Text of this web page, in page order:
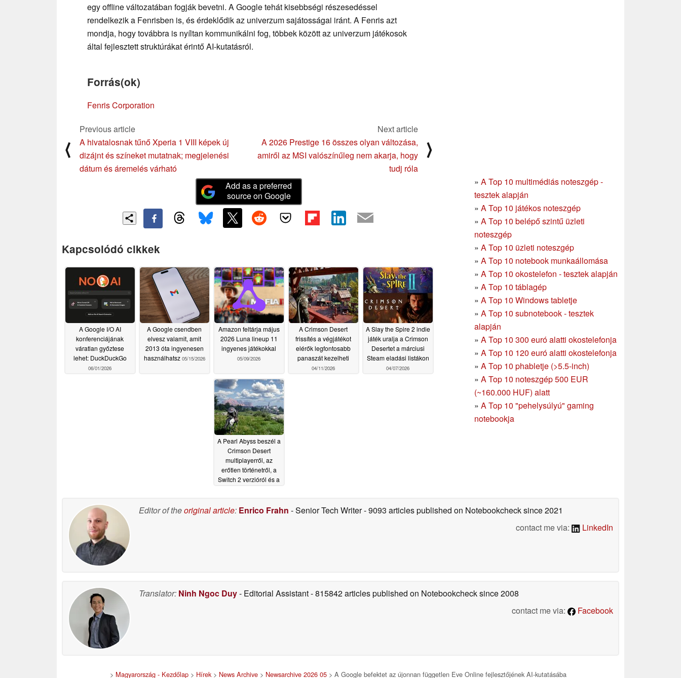
egy offline változatában fogják bevetni. A Google tehát kisebbségi részesedéssel
rendelkezik a Fenrisben is, és érdeklődik az univerzum sajátosságai iránt. A Fenris azt
mondja, hogy továbbra is nyíltan kommunikálni fog, többek között az univerzum játékosok
által fejlesztett struktúrákat érintő AI-kutatásról.
Forrás(ok)
Fenris Corporation
⟨
Previous article
A hivatalosnak tűnő Xperia 1 VIII képek új
dizájnt és színeket mutatnak; megjelenési
dátum és áremelés várható
Next article
A 2026 Prestige 16 összes olyan változása,
amiről az MSI valószínűleg nem akarja, hogy
tudj róla
⟩
» A Top 10 multimédiás noteszgép -
tesztek alapján
» A Top 10 játékos noteszgép
» A Top 10 belépő szintű üzleti
noteszgép
» A Top 10 üzleti noteszgép
» A Top 10 notebook munkaállomása
» A Top 10 okostelefon - tesztek alapján
» A Top 10 táblagép
» A Top 10 Windows tabletje
» A Top 10 subnotebook - tesztek
alapján
» A Top 10 300 euró alatti okostelefonja
» A Top 10 120 euró alatti okostelefonja
» A Top 10 phabletje (>5.5-inch)
» A Top 10 noteszgép 500 EUR
(~160.000 HUF) alatt
» A Top 10 "pehelysúlyú" gaming
notebookja
Add as a preferred
source on Google
Kapcsolódó cikkek
A Google I/O AI
konferenciájának
váratlan győztese
lehet: DuckDuckGo
06/01/2026
A Google csendben
elvesz valamit, amit
2013 óta ingyenesen
használhatsz 05/15/2026
Amazon feltárja május
2026 Luna lineup 11
ingyenes játékokkal
05/09/2026
A Crimson Desert
frissítés a végjátékot
elérők legfontosabb
panaszát kezelheti
04/11/2026
A Slay the Spire 2 indie
játék uralja a Crimson
Desertet a márciusi
Steam eladási listákon
04/07/2026
A Pearl Abyss beszél a
Crimson Desert
multiplayerről, az
erőtlen történetről, a
Switch 2 verzióról és a
Editor of theoriginal article: Enrico Frahn - Senior Tech Writer- 9093 articles published on Notebookchecksince 2021
contact me via:
LinkedIn
Translator: Ninh Ngoc Duy- Editorial Assistant- 815842 articles published on Notebookchecksince 2008
contact me via:
Facebook
> Magyarország - Kezdőlap> Hírek> News Archive> Newsarchive 2026 05> A Google befektet az újonnan független Eve Online fejlesztőjének AI-kutatásába